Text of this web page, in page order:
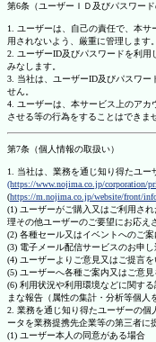
第6条（ユーザーＩＤ及びパスワード
1. ユーザーは、自己の責任で、本
用されないよう、厳重に管理します。
2. ユーザーID及びパスワードを利用
みなします。
3. 当社は、ユーザーID及びパスワー
せん。
4. ユーザーは、本サービス上のアカ
させる等の行為をすることはできま
第7条（個人情報の取扱い）
1. 当社は、業務を通じ知り得たユ
(https://www.nojima.co.jp/corporation/
(https://m.nojima.co.jp/website/front/
(1) ユーザーがご購入又はご利用さ
理その他ユーザーのご要望にお応え
(2) 各種セール又はイベントへのご案
(3) 電子メール配信サービスのお申
(4) ユーザーよりご意見又はご提言
(5) ユーザーへ各種ご案内又はご意
(6) 利用状況や利用環境などに関す
まな報告（属性の集計・分析等個
2. 業務を通じ知り得たユーザーの
ータを業務提携先企業等の第三者に
(1) ユーザー本人の同意がある場合